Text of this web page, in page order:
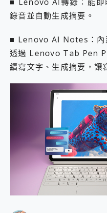
錄音並自動生成摘要。
■ Lenovo AI Notes：內
透過 Lenovo Tab Pen
續寫文字、生成摘要，讓